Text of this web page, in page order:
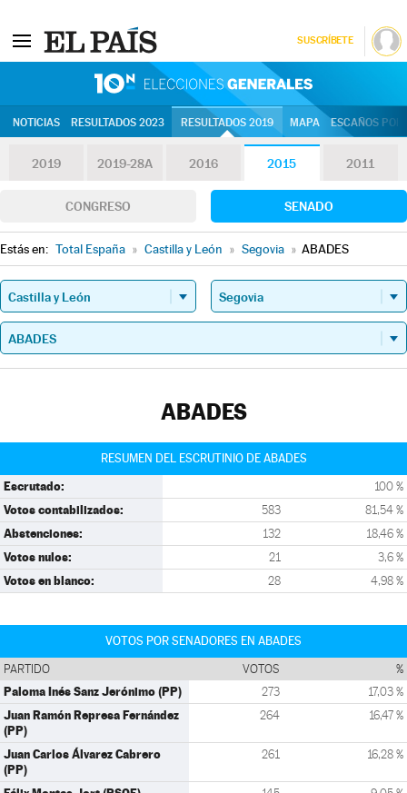
SUSCRÍBETE
NOTICIAS RESULTADOS 2023 RESULTADOS 2019 MAPA ESCAÑOS
2019 2019-28A 2016 2015 2011
CONGRESO SENADO
Estás en: Total España » Castilla y León » Segovia » ABADES
ABADES
RESUMEN DEL ESCRUTINIO DE ABADES
Escrutado: 100 %
Votos contabilizados: 583 81,54 %
Abstenciones: 132 18,46 %
Votos nulos: 21 3,6 %
Votos en blanco: 28 4,98 %
VOTOS POR SENADORES EN ABADES
PARTIDO VOTOS %
Paloma Inés Sanz Jerónimo (PP) 273 17,03 %
Juan Ramón Represa Fernández
(PP)
264 16,47 %
Juan Carlos Álvarez Cabrero
(PP)
261 16,28 %